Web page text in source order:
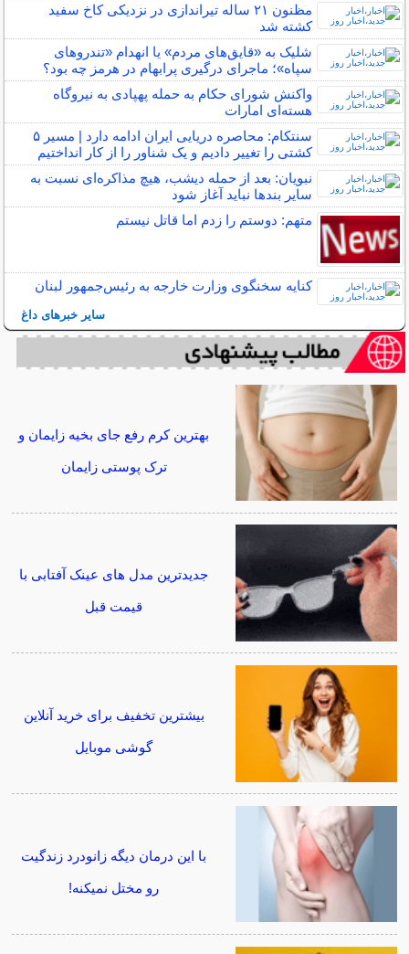
مظنون ۲۱ ساله تیراندازی در نزدیکی کاخ سفید
کشته شد
شلیک به «قایق‌های مردم» یا انهدام «تندرو‌های
سپاه»؛ ماجرای درگیری پرابهام در هرمز چه بود؟
واکنش شورای حکام به حمله پهپادی به نیروگاه
هسته‌ای امارات
سنتکام: محاصره دریایی ایران ادامه دارد | مسیر ۵
کشتی را تغییر دادیم و یک شناور را از کار انداختیم
نبویان: بعد از حمله دیشب، هیچ مذاکره‌ای نسبت به
سایر بندها نباید آغاز شود
متهم: دوستم را زدم اما قاتل نیستم
کنایه سخنگوی وزارت خارجه به رئیس‌جمهور لبنان
سایر خبرهای داغ
بهترین کرم رفع جای بخیه زایمان و
ترک پوستی زایمان
جدیدترین مدل های عینک آفتابی با
قیمت قبل
بیشترین تخفیف برای خرید آنلاین
گوشی موبایل
با این درمان دیگه زانودرد زندگیت
رو مختل نمیکنه!